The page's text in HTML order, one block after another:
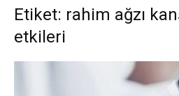
Etiket: rahim ağzı
etkileri